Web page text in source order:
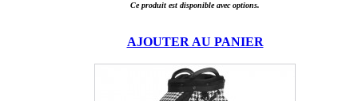
Ce produit est disponible avec options.
AJOUTER AU PANIER